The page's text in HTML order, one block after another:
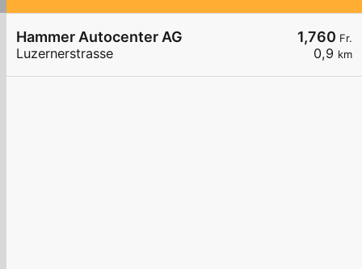
1,760 Fr.
0,9 km
Hammer Autocenter AG
Luzernerstrasse